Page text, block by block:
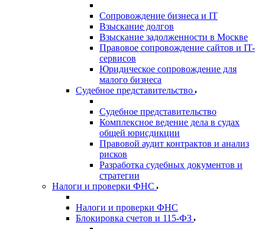
Сопровождение бизнеса и IT
Взыскание долгов
Взыскание задолженности в Москве
Правовое сопровождение сайтов и IT-
сервисов
Юридическое сопровождение для
малого бизнеса
Судебное представительство
Судебное представительство
Комплексное ведение дела в судах
общей юрисдикции
Правовой аудит контрактов и анализ
рисков
Разработка судебных документов и
стратегии
Налоги и проверки ФНС
Налоги и проверки ФНС
Блокировка счетов и 115-ФЗ